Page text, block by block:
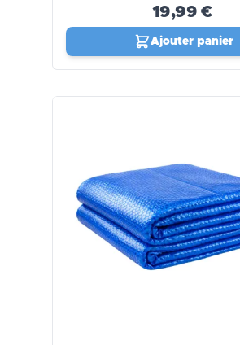
19,99 €
Ajouter panier